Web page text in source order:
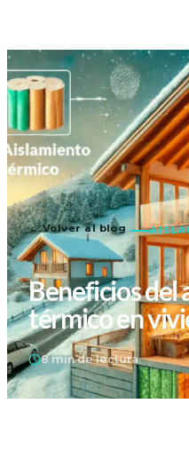
← Volver al blog
Beneficios del
térmico en
8 min de lectura